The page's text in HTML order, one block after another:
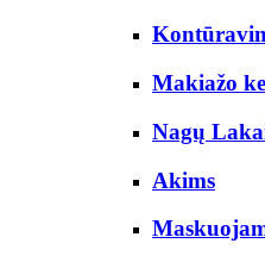
Makiažo
Nagų
Akims